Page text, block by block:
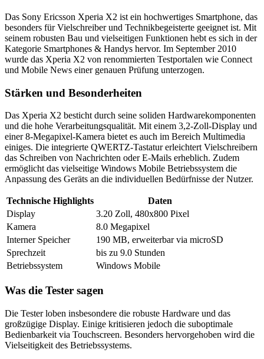
Das Sony Ericsson Xperia X2 ist ein hochwertiges Smartphone, das
besonders für Vielschreiber und Technikbegeisterte geeignet ist. Mit
seinem robusten Bau und vielseitigen Funktionen hebt es sich in der
Kategorie Smartphones & Handys hervor. Im September 2010
wurde das Xperia X2 von renommierten Testportalen wie Connect
und Mobile News einer genauen Prüfung unterzogen.
Stärken und Besonderheiten
Das Xperia X2 besticht durch seine soliden Hardwarekomponenten
und die hohe Verarbeitungsqualität. Mit einem 3,2-Zoll-Display und
einer 8-Megapixel-Kamera bietet es auch im Bereich Multimedia
einiges. Die integrierte QWERTZ-Tastatur erleichtert Vielschreibern
das Schreiben von Nachrichten oder E-Mails erheblich. Zudem
ermöglicht das vielseitige Windows Mobile Betriebssystem die
Anpassung des Geräts an die individuellen Bedürfnisse der Nutzer.
Technische Highlights
Daten
Display
3.20 Zoll, 480x800 Pixel
Kamera
8.0 Megapixel
Interner Speicher
190 MB, erweiterbar via microSD
Sprechzeit
bis zu 9.0 Stunden
Betriebssystem
Windows Mobile
Was die Tester sagen
Die Tester loben insbesondere die robuste Hardware und das
großzügige Display. Einige kritisieren jedoch die suboptimale
Bedienbarkeit via Touchscreen. Besonders hervorgehoben wird die
Vielseitigkeit des Betriebssystems.